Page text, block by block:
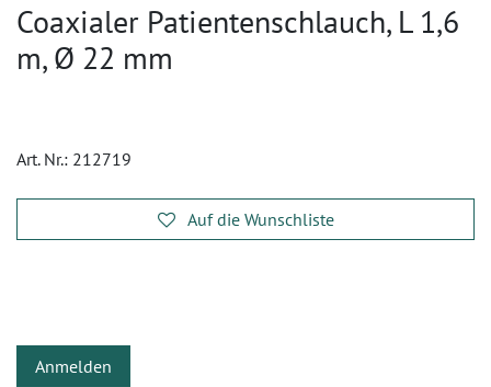
Coaxialer Patientenschlauch, L 1,6
m, Ø 22 mm
Art. Nr.: 212719
Auf die Wunschliste
Anmelden